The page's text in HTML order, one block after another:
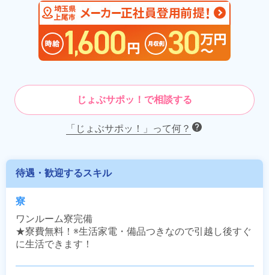
じょぶサポッ！で相談する
「じょぶサポッ！」って何？
待遇・歓迎するスキル
寮
ワンルーム寮完備
★寮費無料！※生活家電・備品つきなので引越し後すぐ
に生活できます！